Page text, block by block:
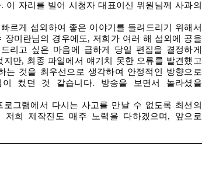
. 이 자리를 빌어 시청자 대표이신 위원님께 사과의
르게 섭외하여 좋은 이야기를 들려드리기 위해서
장미란님의 경우에도, 저희가 여러 해 섭외에 공을
리고 싶은 마음에 급하게 당일 편집을 결정하게
지만, 최종 파일에서 얘기치 못한 오류를 발견했고
는 것을 최우선으로 생각하여 안정적인 방향으로
이 컸던 것 같습니다. 방송을 보면서 놀라셨을
그램에서 다시는 사고를 만날 수 없도록 최선의
희 제작진도 매주 노력을 다하겠으며 , 앞으로